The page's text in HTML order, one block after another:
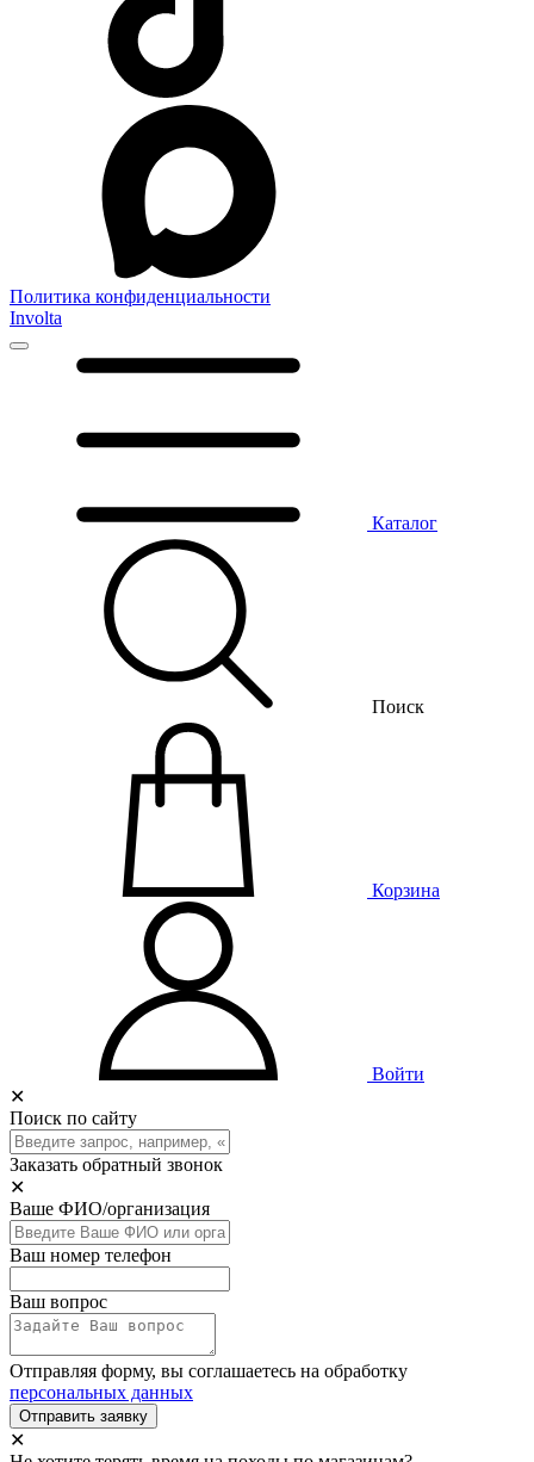
Политика конфиденциальности
Involta
Каталог
Поиск
Корзина
Войти
✕
Поиск по сайту
Заказать обратный звонок
✕
Ваше ФИО/организация
Ваш номер телефон
Ваш вопрос
Отправляя форму, вы соглашаетесь на обработку
персональных данных
Отправить заявку
✕